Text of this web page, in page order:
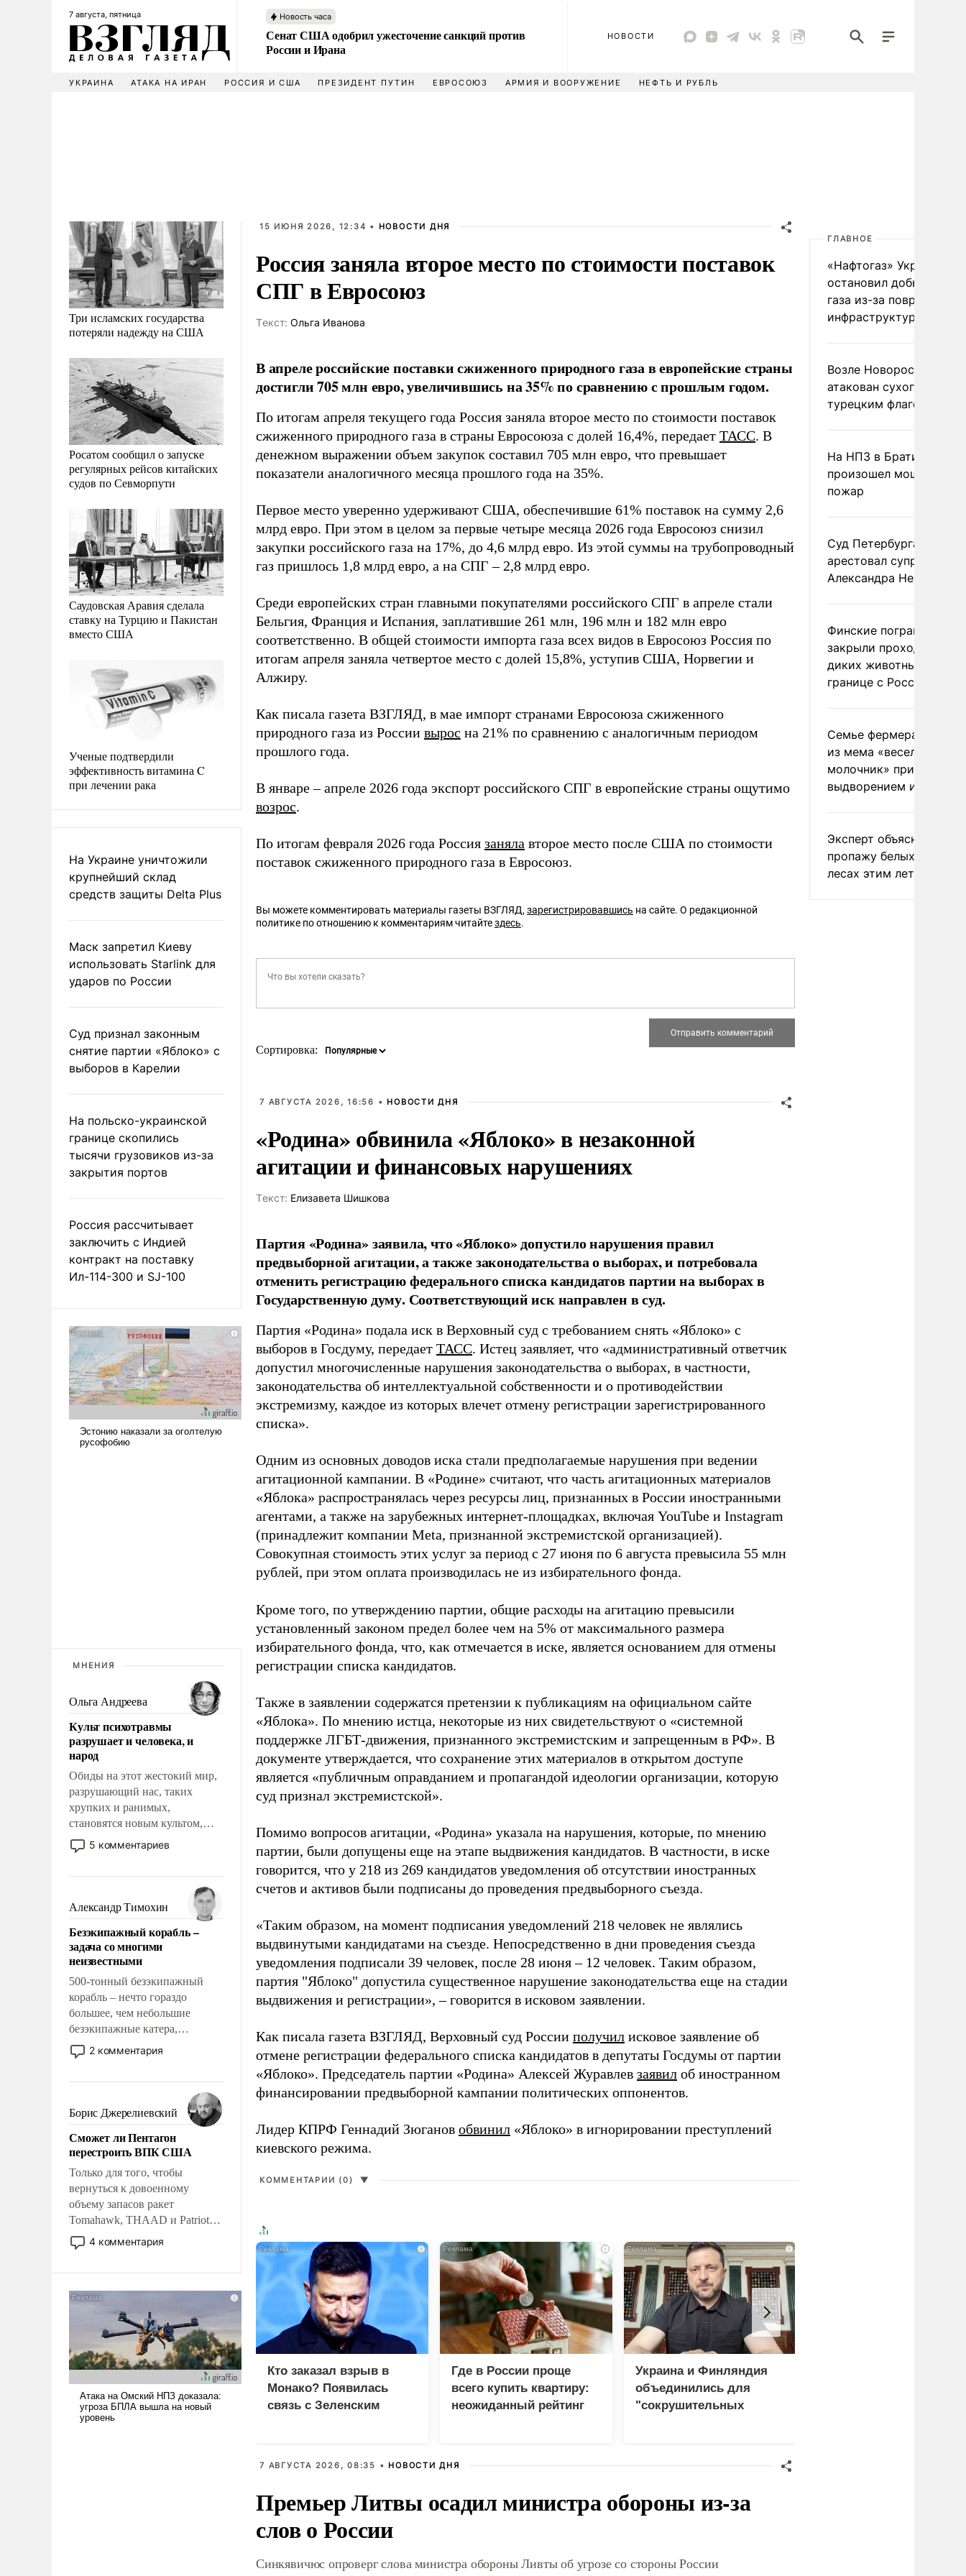
7 августа, пятница Новость часа
Сенат США одобрил ужесточение санкций против
России и Ирана
НОВОСТИ
УКРАИНА АТАКА НА ИРАН РОССИЯ И США ПРЕЗИДЕНТ ПУТИН ЕВРОСОЮЗ АРМИЯ И ВООРУЖЕНИЕ НЕФТЬ И РУБЛЬ
Три исламских государства
потеряли надежду на США
Росатом сообщил о запуске
регулярных рейсов китайских
судов по Севморпути
Саудовская Аравия сделала
ставку на Турцию и Пакистан
вместо США
Ученые подтвердили
эффективность витамина C
при лечении рака
На Украине уничтожили
крупнейший склад
средств защиты Delta Plus
Маск запретил Киеву
использовать Starlink для
ударов по России
Суд признал законным
снятие партии «Яблоко» с
выборов в Карелии
На польско-украинской
границе скопились
тысячи грузовиков из-за
закрытия портов
Россия рассчитывает
заключить с Индией
контракт на поставку
Ил-114-300 и SJ-100
МНЕНИЯ
Ольга Андреева
Культ психотравмы
разрушает и человека, и
народ
Обиды на этот жестокий мир,
разрушающий нас, таких
хрупких и ранимых,
становятся новым культом,
постепенно вытесняя и
отменяя традиционное
мужественным и твердым под
ударами судьбы, брать на себя
ответственность, помогать
слабым, идти вперед и
адаптироваться.
5 комментариев
Александр Тимохин
Безэкипажный корабль –
задача со многими
неизвестными
500-тонный безэкипажный
корабль – нечто гораздо
большее, чем небольшие
безэкипажные катера,
применение которых уже
стало обыденностью. Задача по
сложна и амбициозна. Однако
и ее реализация радикально
поднимет наши боевые
возможности.
2 комментария
Борис Джерелиевский
Сможет ли Пентагон
перестроить ВПК США
Только для того, чтобы
вернуться к довоенному
объему запасов ракет
Tomahawk, THAAD и Patriot
США потребуется более трех
лет. Даже небольшая война с
Сложившаяся ситуация
означает многолетний период
уязвимости США, например,
перед Китаем.
4 комментария
15 ИЮНЯ 2026, 12:34 • НОВОСТИ ДНЯ
Россия заняла второе место по стоимости поставок
СПГ в Евросоюз
Tекст: Ольга Иванова
В апреле российские поставки сжиженного природного газа в европейские страны
достигли 705 млн евро, увеличившись на 35% по сравнению с прошлым годом.
По итогам апреля текущего года Россия заняла второе место по стоимости поставок
сжиженного природного газа в страны Евросоюза с долей 16,4%, передает ТАСС. В
денежном выражении объем закупок составил 705 млн евро, что превышает
показатели аналогичного месяца прошлого года на 35%.
Первое место уверенно удерживают США, обеспечившие 61% поставок на сумму 2,6
млрд евро. При этом в целом за первые четыре месяца 2026 года Евросоюз снизил
закупки российского газа на 17%, до 4,6 млрд евро. Из этой суммы на трубопроводный
газ пришлось 1,8 млрд евро, а на СПГ – 2,8 млрд евро.
Среди европейских стран главными покупателями российского СПГ в апреле стали
Бельгия, Франция и Испания, заплатившие 261 млн, 196 млн и 182 млн евро
соответственно. В общей стоимости импорта газа всех видов в Евросоюз Россия по
итогам апреля заняла четвертое место с долей 15,8%, уступив США, Норвегии и
Алжиру.
Как писала газета ВЗГЛЯД, в мае импорт странами Евросоюза сжиженного
природного газа из России вырос на 21% по сравнению с аналогичным периодом
прошлого года.
В январе – апреле 2026 года экспорт российского СПГ в европейские страны ощутимо
возрос.
По итогам февраля 2026 года Россия заняла второе место после США по стоимости
поставок сжиженного природного газа в Евросоюз.
Вы можете комментировать материалы газеты ВЗГЛЯД, зарегистрировавшись на сайте. О редакционной
политике по отношению к комментариям читайтездесь.
Сортировка:
7 АВГУСТА 2026, 16:56 • НОВОСТИ ДНЯ
«Родина» обвинила «Яблоко» в незаконной
агитации и финансовых нарушениях
Tекст: Елизавета Шишкова
Партия «Родина» заявила, что «Яблоко» допустило нарушения правил
предвыборной агитации, а также законодательства о выборах, и потребовала
отменить регистрацию федерального списка кандидатов партии на выборах в
Государственную думу. Соответствующий иск направлен в суд.
Партия «Родина» подала иск в Верховный суд с требованием снять «Яблоко» с
выборов в Госдуму, передает ТАСС. Истец заявляет, что «административный ответчик
допустил многочисленные нарушения законодательства о выборах, в частности,
законодательства об интеллектуальной собственности и о противодействии
экстремизму, каждое из которых влечет отмену регистрации зарегистрированного
списка».
Одним из основных доводов иска стали предполагаемые нарушения при ведении
агитационной кампании. В «Родине» считают, что часть агитационных материалов
«Яблока» распространялась через ресурсы лиц, признанных в России иностранными
агентами, а также на зарубежных интернет-площадках, включая YouTube и Instagram
(принадлежит компании Meta, признанной экстремистской организацией).
Совокупная стоимость этих услуг за период с 27 июня по 6 августа превысила 55 млн
рублей, при этом оплата производилась не из избирательного фонда.
Кроме того, по утверждению партии, общие расходы на агитацию превысили
установленный законом предел более чем на 5% от максимального размера
избирательного фонда, что, как отмечается в иске, является основанием для отмены
регистрации списка кандидатов.
Также в заявлении содержатся претензии к публикациям на официальном сайте
«Яблока». По мнению истца, некоторые из них свидетельствуют о «системной
поддержке ЛГБТ-движения, признанного экстремистским и запрещенным в РФ». В
документе утверждается, что сохранение этих материалов в открытом доступе
является «публичным оправданием и пропагандой идеологии организации, которую
суд признал экстремистской».
Помимо вопросов агитации, «Родина» указала на нарушения, которые, по мнению
партии, были допущены еще на этапе выдвижения кандидатов. В частности, в иске
говорится, что у 218 из 269 кандидатов уведомления об отсутствии иностранных
счетов и активов были подписаны до проведения предвыборного съезда.
«Таким образом, на момент подписания уведомлений 218 человек не являлись
выдвинутыми кандидатами на съезде. Непосредственно в дни проведения съезда
уведомления подписали 39 человек, после 28 июня – 12 человек. Таким образом,
партия "Яблоко" допустила существенное нарушение законодательства еще на стадии
выдвижения и регистрации», – говорится в исковом заявлении.
Как писала газета ВЗГЛЯД, Верховный суд России получил исковое заявление об
отмене регистрации федерального списка кандидатов в депутаты Госдумы от партии
«Яблоко». Председатель партии «Родина» Алексей Журавлев заявил об иностранном
финансировании предвыборной кампании политических оппонентов.
Лидер КПРФ Геннадий Зюганов обвинил «Яблоко» в игнорировании преступлений
киевского режима.
КОММЕНТАРИИ (0) ▼
i
Кто заказал взрыв в
Монако? Появилась
связь с Зеленским
i
Где в России проще
всего купить квартиру:
неожиданный рейтинг
i
Украина и Финляндия
объединились для
"сокрушительных
7 АВГУСТА 2026, 08:35 • НОВОСТИ ДНЯ
Премьер Литвы осадил министра обороны из-за
слов о России
Синкявичюс опроверг слова министра обороны Ливты об угрозе со стороны России
ГЛАВНОЕ
«Нафтогаз» Украины
остановил добычу
газа из-за повреждения
инфраструктуры
Возле Новороссийска
атакован сухогруз под
турецким флагом
На НПЗ в Братиславе
произошел мощный
пожар
Суд Петербурга заочно
арестовал супругу
Александра Невзорова
Финские пограничники
закрыли проходы для
диких животных на
границе с Россией
Семье фермера
из мема «веселый
молочник» пригрозили
выдворением из
Эксперт объяснил
пропажу белых грибов
лесах этим летом